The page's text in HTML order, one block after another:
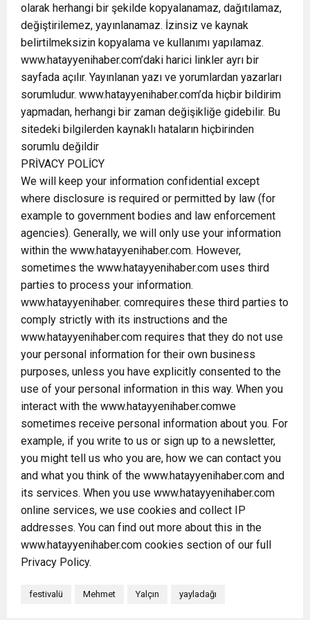
olarak herhangi bir şekilde kopyalanamaz, dağıtılamaz,
değiştirilemez, yayınlanamaz. İzinsiz ve kaynak
belirtilmeksizin kopyalama ve kullanımı yapılamaz.
www.hatayyenihaber.com’daki harici linkler ayrı bir
sayfada açılır. Yayınlanan yazı ve yorumlardan yazarları
sorumludur. www.hatayyenihaber.com’da hiçbir bildirim
yapmadan, herhangi bir zaman değişikliğe gidebilir. Bu
sitedeki bilgilerden kaynaklı hataların hiçbirinden
sorumlu değildir
PRİVACY POLİCY
We will keep your information confidential except
where disclosure is required or permitted by law (for
example to government bodies and law enforcement
agencies). Generally, we will only use your information
within the www.hatayyenihaber.com. However,
sometimes the www.hatayyenihaber.com uses third
parties to process your information.
www.hatayyenihaber. comrequires these third parties to
comply strictly with its instructions and the
www.hatayyenihaber.com requires that they do not use
your personal information for their own business
purposes, unless you have explicitly consented to the
use of your personal information in this way. When you
interact with the www.hatayyenihaber.comwe
sometimes receive personal information about you. For
example, if you write to us or sign up to a newsletter,
you might tell us who you are, how we can contact you
and what you think of the www.hatayyenihaber.com and
its services. When you use www.hatayyenihaber.com
online services, we use cookies and collect IP
addresses. You can find out more about this in the
www.hatayyenihaber.com cookies section of our full
Privacy Policy.
festivalü Mehmet Yalçın yayladağı